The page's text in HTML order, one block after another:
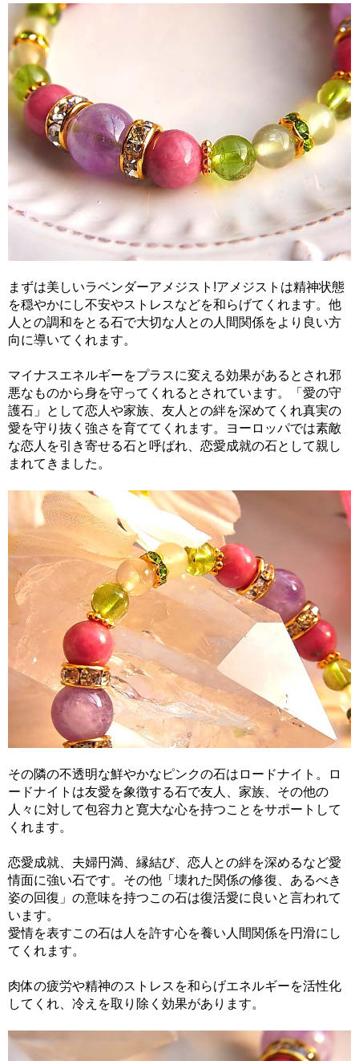
まずは美しいラベンダーアメジスト!アメジストは精神状態
を穏やかにし不安やストレスなどを和らげてくれます。他
人との調和をとる石で大切な人との人間関係をより良い方
向に導いてくれます。
マイナスエネルギーをプラスに変える効果があるとされ邪
悪なものから身を守ってくれるとされています。「愛の守
護石」として恋人や家族、友人との絆を深めてくれ真実の
愛を守り抜く強さを育ててくれます。ヨーロッパでは素敵
な恋人を引き寄せる石と呼ばれ、恋愛成就の石として親し
まれてきました。
その隣の不透明な鮮やかなピンクの石はロードナイト。ロ
ードナイトは友愛を象徴する石で友人、家族、その他の
人々に対して包容力と寛大な心を持つことをサポートして
くれます。
恋愛成就、夫婦円満、縁結び、恋人との絆を深めるなど愛
情面に強い石です。その他「壊れた関係の修復、あるべき
姿の回復」の意味を持つこの石は復活愛に良いと言われて
います。
愛情を表すこの石は人を許す心を養い人間関係を円滑にし
てくれます。
肉体の疲労や精神のストレスを和らげエネルギーを活性化
してくれ、冷えを取り除く効果があります。